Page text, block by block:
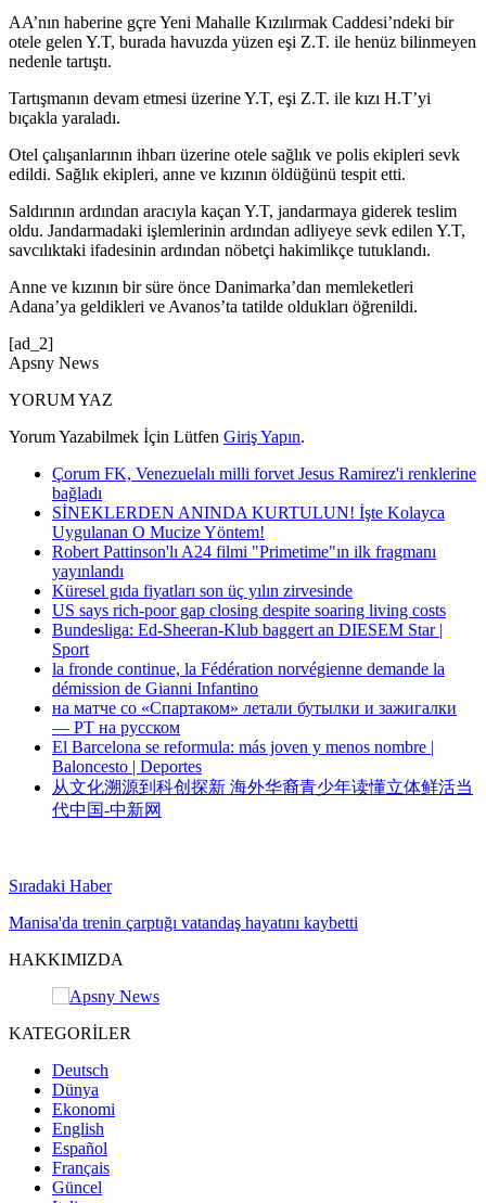
AA’nın haberine gçre Yeni Mahalle Kızılırmak Caddesi’ndeki bir
otele gelen Y.T, burada havuzda yüzen eşi Z.T. ile henüz bilinmeyen
nedenle tartıştı.
Tartışmanın devam etmesi üzerine Y.T, eşi Z.T. ile kızı H.T’yi
bıçakla yaraladı.
Otel çalışanlarının ihbarı üzerine otele sağlık ve polis ekipleri sevk
edildi. Sağlık ekipleri, anne ve kızının öldüğünü tespit etti.
Saldırının ardından aracıyla kaçan Y.T, jandarmaya giderek teslim
oldu. Jandarmadaki işlemlerinin ardından adliyeye sevk edilen Y.T,
savcılıktaki ifadesinin ardından nöbetçi hakimlikçe tutuklandı.
Anne ve kızının bir süre önce Danimarka’dan memleketleri
Adana’ya geldikleri ve Avanos’ta tatilde oldukları öğrenildi.
[ad_2]
Apsny News
YORUM YAZ
Yorum Yazabilmek İçin Lütfen Giriş Yapın.
Çorum FK, Venezuelalı milli forvet Jesus Ramirez'i renklerine
bağladı
SİNEKLERDEN ANINDA KURTULUN! İşte Kolayca
Uygulanan O Mucize Yöntem!
Robert Pattinson'lı A24 filmi "Primetime"ın ilk fragmanı
yayınlandı
Küresel gıda fiyatları son üç yılın zirvesinde
US says rich-poor gap closing despite soaring living costs
Bundesliga: Ed-Sheeran-Klub baggert an DIESEM Star |
Sport
la fronde continue, la Fédération norvégienne demande la
démission de Gianni Infantino
на матче со «Спартаком» летали бутылки и зажигалки
— РТ на русском
El Barcelona se reformula: más joven y menos nombre |
Baloncesto | Deportes
从文化溯源到科创探新 海外华裔青少年读懂立体鲜活当
代中国-中新网
Sıradaki Haber
Manisa'da trenin çarptığı vatandaş hayatını kaybetti
HAKKIMIZDA
KATEGORİLER
Deutsch
Dünya
Ekonomi
English
Español
Français
Güncel